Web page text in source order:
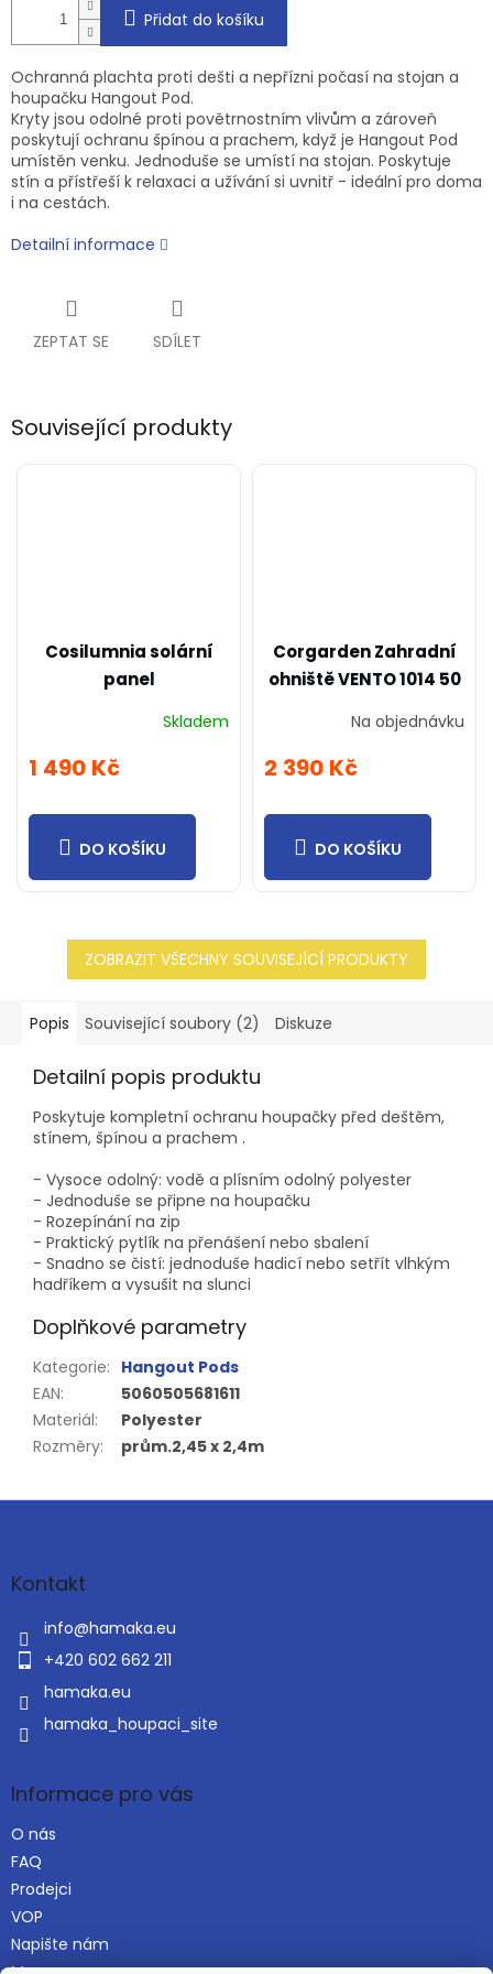
Přidat do košíku
Ochranná plachta proti dešti a nepřízni počasí na stojan a
houpačku Hangout Pod.
Kryty jsou odolné proti povětrnostním vlivům a zároveň
poskytují ochranu špínou a prachem, když je Hangout Pod
umístěn venku. Jednoduše se umístí na stojan. Poskytuje
stín a přístřeší k relaxaci a užívání si uvnitř - ideální pro doma
i na cestách.
Detailní informace
ZEPTAT SE SDÍLET
Související produkty
Cosilumnia solární
panel
Skladem
1 490 Kč
DO KOŠÍKU
Corgarden Zahradní
ohniště VENTO 1014 50
Na objednávku
2 390 Kč
DO KOŠÍKU
ZOBRAZIT VŠECHNY SOUVISEJÍCÍ PRODUKTY
Popis Související soubory (2) Diskuze
Detailní popis produktu
Poskytuje kompletní ochranu houpačky před deštěm,
stínem, špínou a prachem .
- Vysoce odolný: vodě a plísním odolný polyester
- Jednoduše se připne na houpačku
- Rozepínání na zip
- Praktický pytlík na přenášení nebo sbalení
- Snadno se čistí: jednoduše hadicí nebo setřít vlhkým
hadříkem a vysušit na slunci
Doplňkové parametry
Kategorie: Hangout Pods
EAN:
5060505681611
Materiál:
Polyester
Rozměry: prům.2,45 x 2,4m
Z
aKontakt
info@hamaka.eu
+420 602 662 211
hamaka.eu
hamaka_houpaci_site
Informace pro vás
O nás
FAQ
Prodejci
VOP
Napište nám